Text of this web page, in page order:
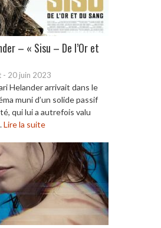
– « Sisu – De l’Or et
- 20 juin 2023
Helander arrivait dans le
muni d’un solide passif
qui lui a autrefois valu
Lire la suite